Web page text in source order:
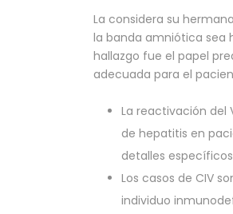
La considera su
la banda amniótica sea
hallazgo fue el papel
adecuada para el
La reactivación del
de hepatitis en
detalles
Los casos de CIV
individuo